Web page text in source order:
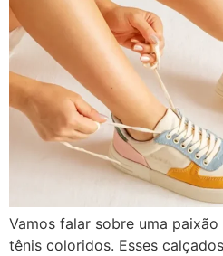
Vamos falar sobre uma
tênis coloridos. Esses